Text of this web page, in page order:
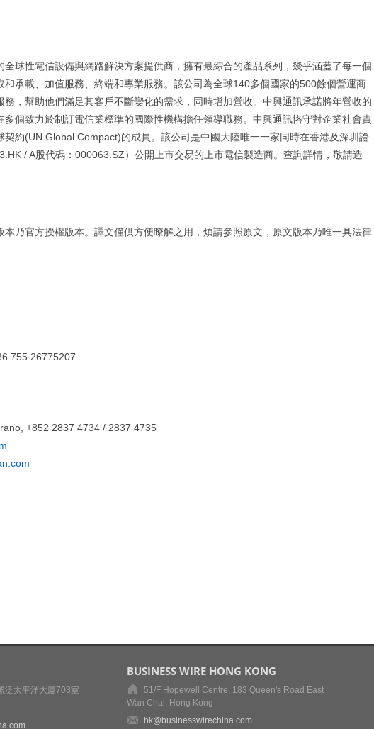
全球性電信設備與網路解決方案提供商，擁有最綜合的產品系列，幾乎涵蓋了每一個
和承載、加值服務、終端和專業服務。該公司為全球140多個國家的500餘個營運商
務，幫助他們滿足其客戶不斷變化的需求，同時增加營收。中興通訊承諾將年營收的
多個致力於制訂電信業標準的國際性機構擔任領導職務。中興通訊恪守對企業社會責
契約(UN Global Compact)的成員。該公司是中國大陸唯一一家同時在香港及深圳證
/ A股代碼：000063.SZ）公開上市交易的上市電信製造商。查詢詳情，敬請造
本乃官方授權版本。譯文僅供方便瞭解之用，煩請參照原文，原文版本乃唯一具法律
755 26775207
+852 2837 4734 / 2837 4735
泛太平洋大廈703室
BUSINESS WIRE HONG KONG
51/F Hopewell Centre, 183 Queen's Road East
Wan Chai, Hong Kong
hk@businesswirechina.com